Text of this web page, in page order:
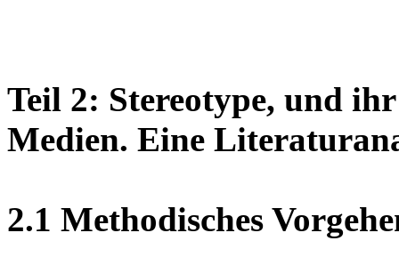
Teil 2: Stereotype, und
Medien. Eine
2.1 Methodisches